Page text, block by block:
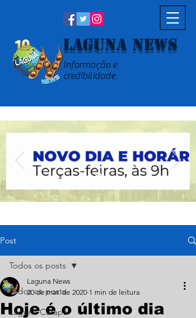
Laguna News
Informação e
credibilidade
Post
Todos os posts
Laguna Carapã
Todos os posts
Hoje é o último dia
Laguna News
20 de mar. de 2020 1 min de leitura